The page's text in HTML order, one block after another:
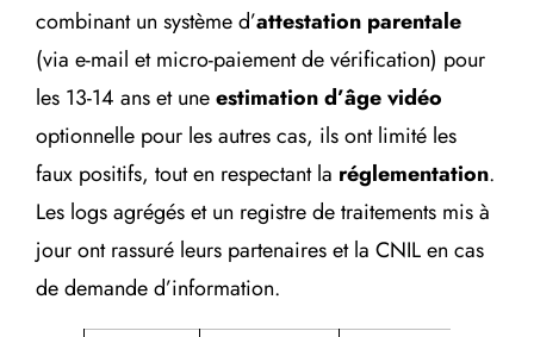
combinant un système d’attestation parentale
(via e-mail et micro-paiement de vérification) pour
les 13-14 ans et uneestimation d’âge vidéo
optionnelle pour les autres cas, ils ont limité les
faux positifs, tout en respectant la réglementation.
Les logs agrégés et un registre de traitements mis à
jour ont rassuré leurs partenaires et la CNIL en cas
de demande d’information.